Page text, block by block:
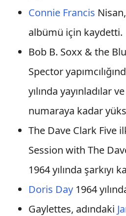
Connie Francis
albümü için kaydetti.
Bob B. Soxx & the
Spector
yılında yayınladılar
numaraya kadar
The Dave Clark Five
Session with The
1964 yılında şarkıyı
Doris Day1964
Gaylettes, adındaki